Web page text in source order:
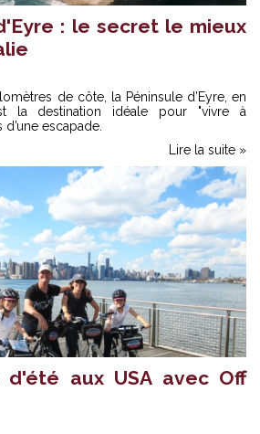
: le secret le mieux
de côte, la Péninsule d’Eyre, en
la destination idéale pour "vivre à
d’une escapade.
Lire la suite »
d'été aux USA avec Off